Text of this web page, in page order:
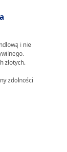
i nie
złotych.
zdolności